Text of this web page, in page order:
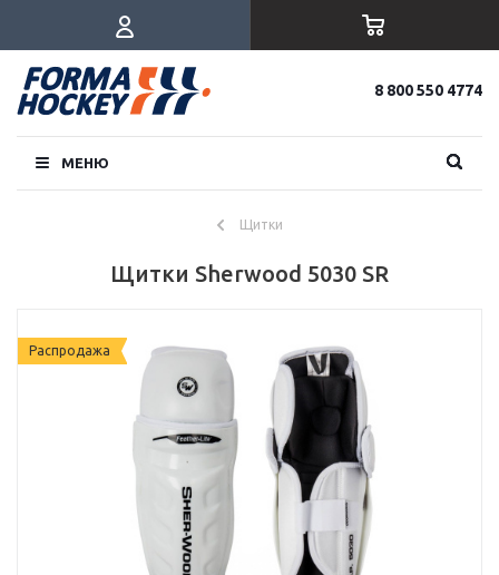
8 800 550 4774
МЕНЮ
Щитки
Щитки Sherwood 5030 SR
Распродажа